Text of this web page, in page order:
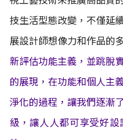
技生活型態改變，不僅延
展設計師想像力和作品的
新評估功能主義，並跳脫
的展現，在功能和個人主
淨化的過程，讓我們逐漸
級，讓人人都可享受好